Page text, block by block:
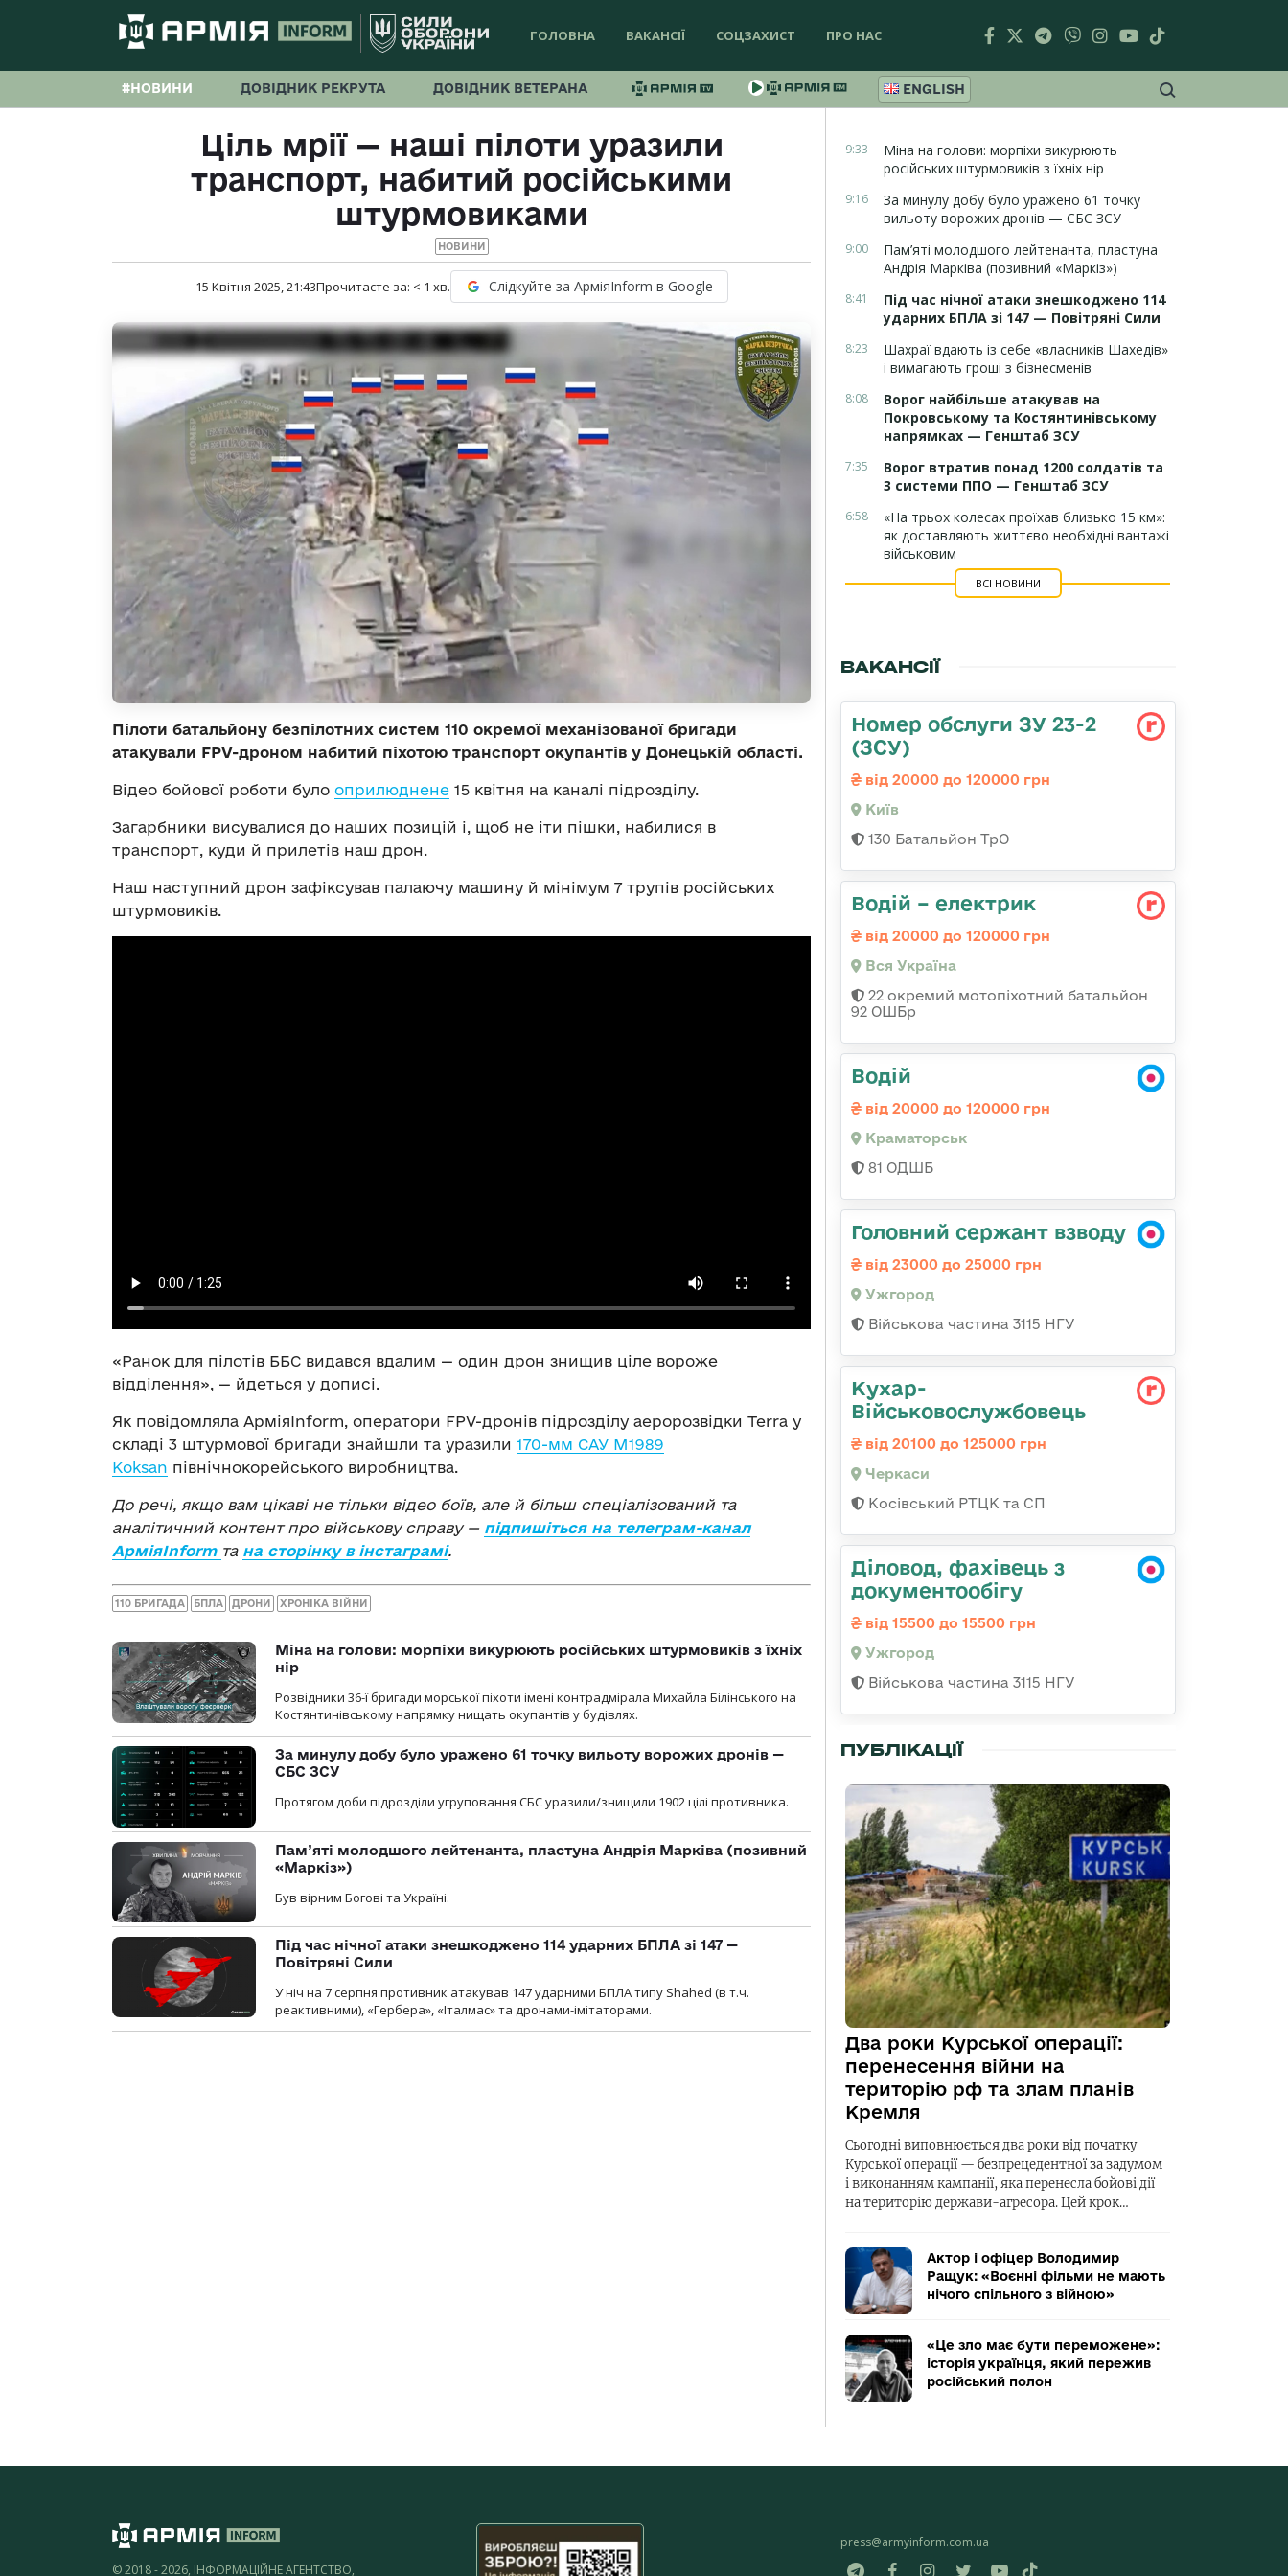
ГОЛОВНА ВАКАНСІЇ СОЦЗАХИСТ ПРО НАС
#НОВИНИ ДОВІДНИК РЕКРУТА ДОВІДНИК ВЕТЕРАНА ENGLISH
Ціль мрії — наші пілоти уразили
транспорт, набитий російськими
штурмовиками
НОВИНИ
15 Квітня 2025, 21:43Прочитаєте за: < 1 хв. Слідкуйте за АрміяInform в Google
Пілоти батальйону безпілотних систем 110 окремої механізованої бригади
атакували FPV-дроном набитий піхотою транспорт окупантів у Донецькій області.
Відео бойової роботи було оприлюднене 15 квітня на каналі підрозділу.
Загарбники висувалися до наших позицій і, щоб не іти пішки, набилися в
транспорт, куди й прилетів наш дрон.
Наш наступний дрон зафіксував палаючу машину й мінімум 7 трупів російських
штурмовиків.
«Ранок для пілотів ББС видався вдалим — один дрон знищив ціле вороже
відділення», — йдеться у дописі.
Як повідомляла АрміяInform, оператори FPV-дронів підрозділу аеророзвідки Terra у
складі 3 штурмової бригади знайшли та уразили 170-мм САУ M1989
Koksan північнокорейського виробництва.
До речі, якщо вам цікаві не тільки відео боїв, але й більш спеціалізований та
аналітичний контент про військову справу — підпишіться на телеграм-канал
АрміяInform та на сторінку в інстаграмі.
110 БРИГАДА БПЛА ДРОНИ ХРОНІКА ВІЙНИ
Міна на голови: морпіхи викурюють російських штурмовиків з їхніх
нір
Розвідники 36-ї бригади морської піхоти імені контрадмірала Михайла Білінського на
Костянтинівському напрямку нищать окупантів у будівлях.
За минулу добу було уражено 61 точку вильоту ворожих дронів —
СБС ЗСУ
Протягом доби підрозділи угруповання СБС уразили/знищили 1902 цілі противника.
Пам’яті молодшого лейтенанта, пластуна Андрія Марківа (позивний
«Маркіз»)
Був вірним Богові та Україні.
Під час нічної атаки знешкоджено 114 ударних БПЛА зі 147 —
Повітряні Сили
У ніч на 7 серпня противник атакував 147 ударними БПЛА типу Shahed (в т.ч.
реактивними), «Гербера», «Італмас» та дронами-імітаторами.
9:33
Міна на голови: морпіхи викурюють
російських штурмовиків з їхніх нір
9:16
За минулу добу було уражено 61 точку
вильоту ворожих дронів — СБС ЗСУ
9:00
Пам’яті молодшого лейтенанта, пластуна
Андрія Марківа (позивний «Маркіз»)
8:41
Під час нічної атаки знешкоджено 114
ударних БПЛА зі 147 — Повітряні Сили
8:23
Шахраї вдають із себе «власників Шахедів»
і вимагають гроші з бізнесменів
8:08
Ворог найбільше атакував на
Покровському та Костянтинівському
напрямках — Генштаб ЗСУ
7:35
Ворог втратив понад 1200 солдатів та
3 системи ППО — Генштаб ЗСУ
6:58
«На трьох колесах проїхав близько 15 км»:
як доставляють життєво необхідні вантажі
військовим
ВСІ НОВИНИ
ВАКАНСІЇ
Номер обслуги ЗУ 23-2
(ЗСУ)
від 20000 до 120000 грн
Київ
130 Батальйон ТрО
Водій – електрик
від 20000 до 120000 грн
Вся Україна
22 окремий мотопіхотний батальйон
92 ОШБр
Водій
від 20000 до 120000 грн
Краматорськ
81 ОДШБ
Головний сержант взводу
від 23000 до 25000 грн
Ужгород
Військова частина 3115 НГУ
Кухар-
Військовослужбовець
від 20100 до 125000 грн
Черкаси
Косівський РТЦК та СП
Діловод, фахівець з
документообігу
від 15500 до 15500 грн
Ужгород
Військова частина 3115 НГУ
ПУБЛІКАЦІЇ
Два роки Курської операції:
перенесення війни на
територію рф та злам планів
Кремля
Сьогодні виповнюється два роки від початку
Курської операції — безпрецедентної за задумом
і виконанням кампанії, яка перенесла бойові дії
на територію держави-агресора. Цей крок…
Актор і офіцер Володимир
Ращук: «Воєнні фільми не мають
нічого спільного з війною»
«Це зло має бути переможене»:
історія українця, який пережив
російський полон
© 2018 - 2026, ІНФОРМАЦІЙНЕ АГЕНТСТВО,
press@armyinform.com.ua